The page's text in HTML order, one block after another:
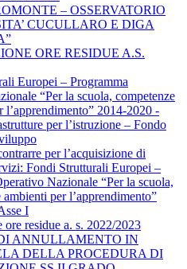
– OSSERVATORIO
CUCULLARO E DIGA
ORE RESIDUE A.S.
Europei – Programma
“Per la scuola, competenze
l’apprendimento” 2014-2020 -
per l’istruzione – Fondo
per l’acquisizione di
Fondi Strutturali Europei –
Nazionale “Per la scuola,
ambienti per l’apprendimento”
I
ore residue a. s. 2022/2023
ANNULLAMENTO IN
DELLA PROCEDURA DI